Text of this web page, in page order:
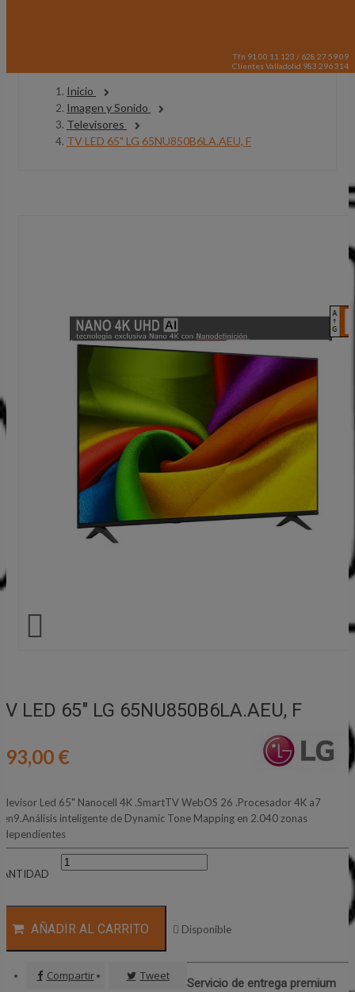
Tfn 91 00 11 123 / 628 27 59 09
Clientes Valladolid 983 296 314
Inicio
Imagen y Sonido
Televisores
TV LED 65" LG 65NU850B6LA.AEU, F

LED 65" LG 65NU850B6LA.AEU, F
€
Led 65" Nanocell 4K .SmartTV WebOS 26 .Procesador 4K a7
inteligente de Dynamic Tone Mapping en 2.040 zonas
AÑADIR AL CARRITO  Disponible
Compartir Tweet
Servicio de entrega premium